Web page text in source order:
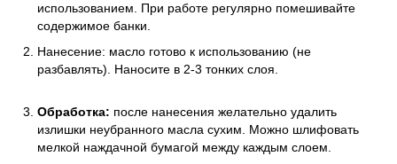
использованием. При работе регулярно помешивайте
содержимое банки.
Нанесение: масло готово к использованию (не
разбавлять). Наносите в 2-3 тонких слоя.
Обработка: после нанесения желательно удалить
излишки неубранного масла сухим. Можно шлифовать
мелкой наждачной бумагой между каждым слоем.